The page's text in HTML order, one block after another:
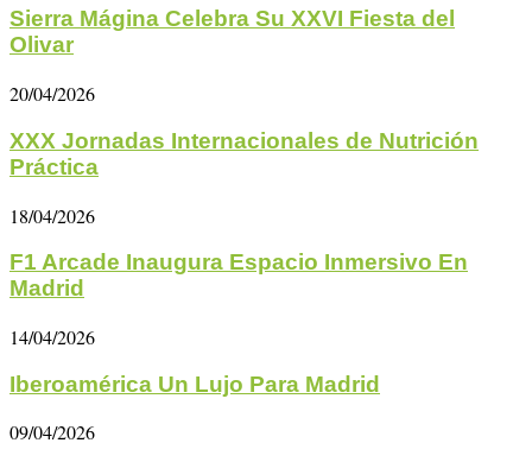
Sierra Mágina Celebra Su XXVI Fiesta del
Olivar
20/04/2026
XXX Jornadas Internacionales de Nutrición
Práctica
18/04/2026
F1 Arcade Inaugura Espacio Inmersivo En
Madrid
14/04/2026
Iberoamérica Un Lujo Para Madrid
09/04/2026